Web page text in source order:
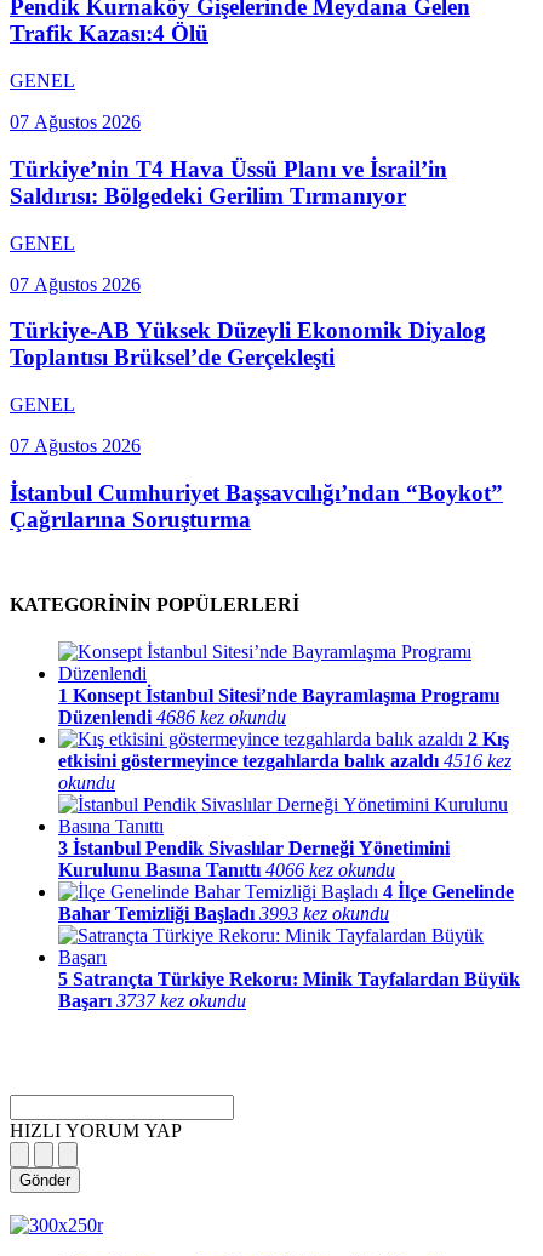
Pendik Kurnaköy Gişelerinde Meydana Gelen
Trafik Kazası:4 Ölü
GENEL
07 Ağustos 2026
Türkiye’nin T4 Hava Üssü Planı ve İsrail’in
Saldırısı: Bölgedeki Gerilim Tırmanıyor
GENEL
07 Ağustos 2026
Türkiye-AB Yüksek Düzeyli Ekonomik Diyalog
Toplantısı Brüksel’de Gerçekleşti
GENEL
07 Ağustos 2026
İstanbul Cumhuriyet Başsavcılığı’ndan “Boykot”
Çağrılarına Soruşturma
KATEGORİNİN POPÜLERLERİ
1 Konsept İstanbul Sitesi’nde Bayramlaşma Programı
Düzenlendi 4686 kez okundu
2 Kış
etkisini göstermeyince tezgahlarda balık azaldı 4516 kez
okundu
3 İstanbul Pendik Sivaslılar Derneği Yönetimini
Kurulunu Basına Tanıttı 4066 kez okundu
4 İlçe Genelinde
Bahar Temizliği Başladı 3993 kez okundu
5 Satrançta Türkiye Rekoru: Minik Tayfalardan Büyük
Başarı 3737 kez okundu
HIZLI YORUM YAP
Gönder